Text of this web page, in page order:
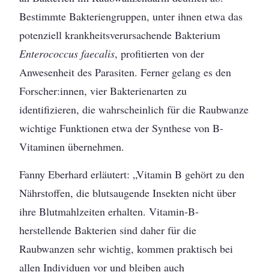
Bestimmte Bakteriengruppen, unter ihnen etwa das
potenziell krankheitsverursachende Bakterium
Enterococcus faecalis, profitierten von der
Anwesenheit des Parasiten. Ferner gelang es den
Forscher:innen, vier Bakterienarten zu
identifizieren, die wahrscheinlich für die Raubwanze
wichtige Funktionen etwa der Synthese von B-
Vitaminen übernehmen.
Fanny Eberhard erläutert: „Vitamin B gehört zu den
Nährstoffen, die blutsaugende Insekten nicht über
ihre Blutmahlzeiten erhalten. Vitamin-B-
herstellende Bakterien sind daher für die
Raubwanzen sehr wichtig, kommen praktisch bei
allen Individuen vor und bleiben auch